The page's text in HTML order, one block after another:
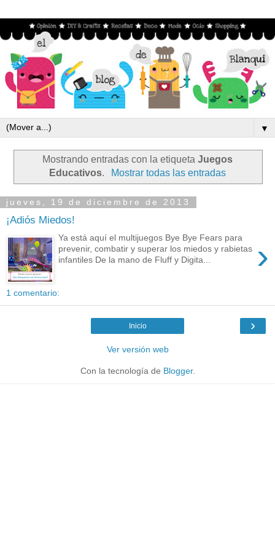
▼
Mostrando entradas con la etiqueta Juegos
Educativos. Mostrar todas las entradas
jueves, 19 de diciembre de 2013
¡Adiós Miedos!
›
Ya está aquí el multijuegos Bye Bye Fears para
prevenir, combatir y superar los miedos y rabietas
infantiles De la mano de Fluff y Digita...
1 comentario:
›
Inicio
Ver versión web
Con la tecnología de Blogger.